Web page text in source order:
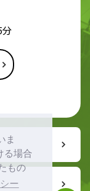
ま
る場合
もの
ー